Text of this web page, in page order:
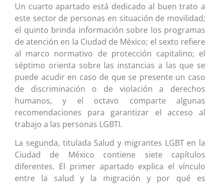
Un cuarto apartado está dedicado al buen trato a
este sector de personas en situación de movilidad;
el quinto brinda información sobre los programas
de atención en la Ciudad de México; el sexto refiere
al marco normativo de protección capitalino; el
séptimo orienta sobre las instancias a las que se
puede acudir en caso de que se presente un caso
de discriminación o de violación a derechos
humanos, y el octavo comparte algunas
recomendaciones para garantizar el acceso al
trabajo a las personas LGBTI.
La segunda, titulada Salud y migrantes LGBT en la
Ciudad de México contiene siete capítulos
diferentes. El primer apartado explica el vínculo
entre la salud y la migración y por qué es